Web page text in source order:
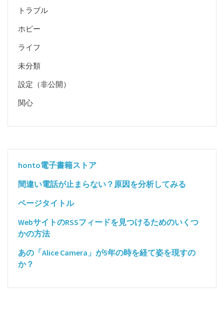
トラブル
ホビー
ライフ
未分類
設定（非公開）
関心
honto電子書籍ストア
間違い電話が止まらない？原因を分析してみる
ページタイトル
WebサイトのRSSフィードを見つけるためのいくつ
かの方法
あの「Alice Camera」が5年の時を経て姿を現すの
か？